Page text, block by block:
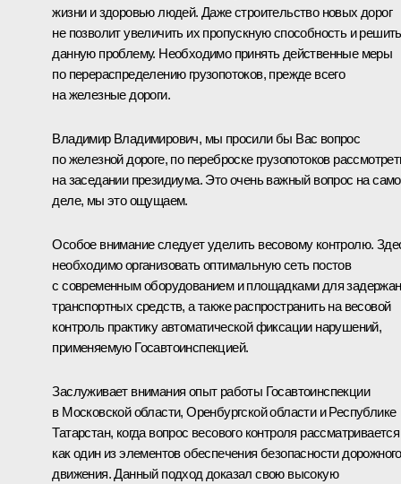
жизни и здоровью людей. Даже строительство новых дорог
не позволит увеличить их пропускную способность и решить
данную проблему. Необходимо принять действенные меры
по перераспределению грузопотоков, прежде всего
на железные дороги.
Владимир Владимирович, мы просили бы Вас вопрос
по железной дороге, по переброске грузопотоков
на заседании президиума. Это очень важный вопрос на
деле, мы это ощущаем.
Особое внимание следует уделить весовому контролю.
необходимо организовать оптимальную сеть постов
с современным оборудованием и площадками для
транспортных средств, а также распространить на весовой
контроль практику автоматической фиксации нарушений,
применяемую Госавтоинспекцией.
Заслуживает внимания опыт работы Госавтоинспекции
в Московской области, Оренбургской области и Республике
Татарстан, когда вопрос весового контроля рассматривается
как один из элементов обеспечения безопасности дорожного
движения. Данный подход доказал свою высокую